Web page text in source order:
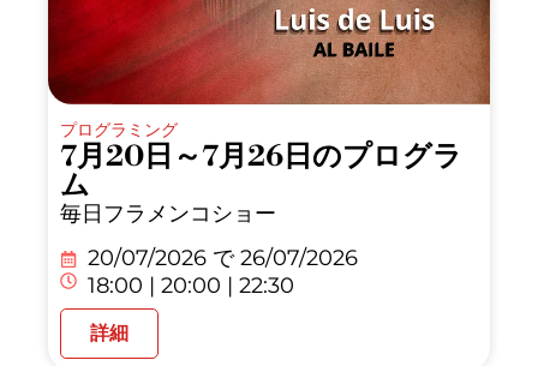
プログラミング
7月20日～7月26日のプログラ
ム
毎日フラメンコショー
20/07/2026 で 26/07/2026
18:00 | 20:00 | 22:30
詳細